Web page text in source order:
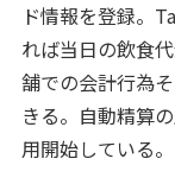
ド情報を登録。
れば当日の飲食
舗での会計行為
きる。自動精算
用開始している。